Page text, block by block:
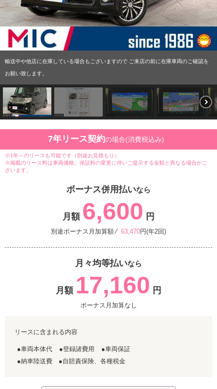
輸送中や他店に在庫している場合もございますので ご来店の前に在庫車両のご確認を
お願い致します。
7年リース契約の場合(消費税込み)
※1年～のリースも可能です（別途お見積もり）
※掲載のリース料は車両価格、保証料の変更に伴いご提示する金額と異なる場合がご
ざいます。
ボーナス併用払いなら
月額 6,600 円
別途ボーナス月加算額 ⁄ 63,470円(年2回)
月々均等払いなら
月額 17,160 円
ボーナス月加算なし
リースに含まれる内容
●車両本体代 ●登録諸費用
●車両保証
●納車陸送費 ●自賠責保険、各種税金